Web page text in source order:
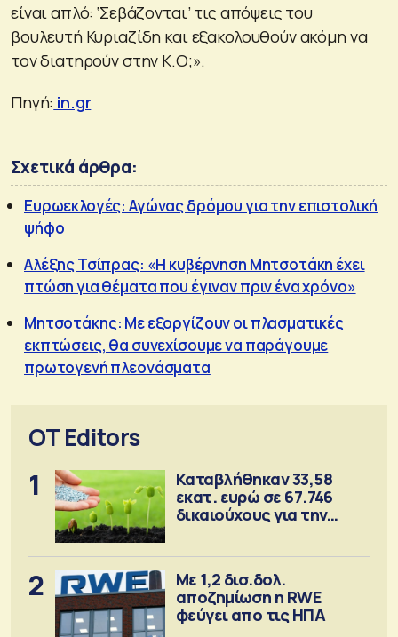
είναι απλό: ‘Σεβάζονται’ τις απόψεις του
βουλευτή Κυριαζίδη και εξακολουθούν ακόμη να
τον διατηρούν στην Κ.Ο;».
Πηγή: in.gr
Σχετικά άρθρα:
Ευρωεκλογές: Αγώνας δρόμου για την επιστολική
ψήφο
Αλέξης Τσίπρας: «Η κυβέρνηση Μητσοτάκη έχει
πτώση για θέματα που έγιναν πριν ένα χρόνο»
Μητσοτάκης: Με εξοργίζουν οι πλασματικές
εκπτώσεις, θα συνεχίσουμε να παράγουμε
πρωτογενή πλεονάσματα
OT Editors
1
Καταβλήθηκαν 33,58
εκατ. ευρώ σε 67.746
δικαιούχους για την
2
Με 1,2 δισ.δολ.
αποζημίωση η RWE
φεύγει απο τις ΗΠΑ